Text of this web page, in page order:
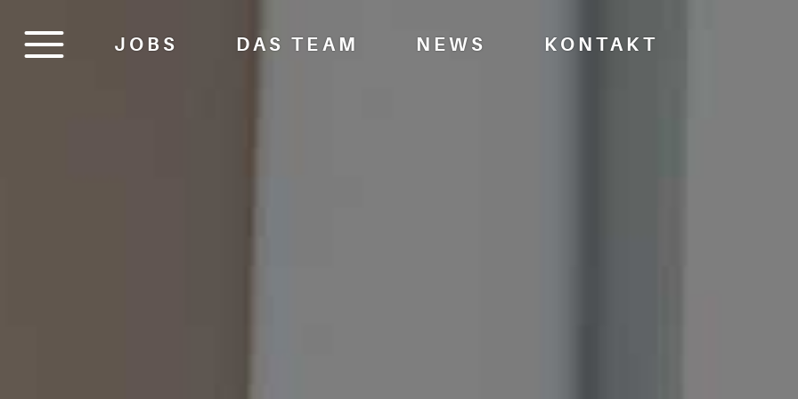
JOBS DAS TEAM NEWS KONTAKT